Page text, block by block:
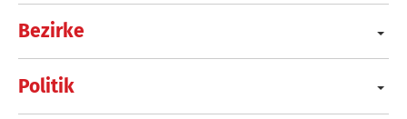
Bezirke
Politik